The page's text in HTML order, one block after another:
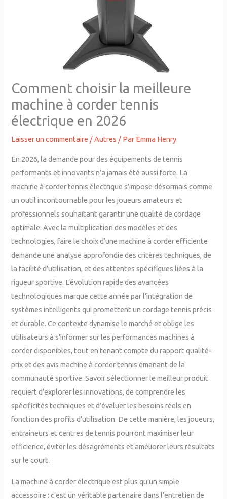
Comment choisir la meilleure
machine à corder tennis
électrique en 2026
Laisser un commentaire /Autres / Par Emma Henry
En 2026, la demande pour des équipements de tennis
performants et innovants n’a jamais été aussi forte. La
machine à corder tennis électrique s’impose désormais comme
un outil incontournable pour les joueurs amateurs et
professionnels souhaitant garantir une qualité de cordage
optimale. Avec la multiplication des modèles et des
technologies, faire le choix d’une machine à corder efficiente
demande une analyse approfondie des critères techniques, de
la facilité d’utilisation, et des attentes spécifiques liées à la
rigueur sportive. L’évolution rapide des avancées
technologiques marque cette année par l’intégration de
systèmes intelligents qui promettent un cordage tennis précis
et durable. Ce contexte dynamise le marché et oblige les
utilisateurs à s’informer sur les performances machines à
corder disponibles, tout en tenant compte du rapport qualité-
prix et des avis machine à corder tennis émanant de la
communauté sportive. Savoir sélectionner le meilleur produit
requiert d’explorer les innovations, de comprendre les
spécificités techniques et d’évaluer les besoins réels en
fonction des profils d’utilisation. De cette manière, les joueurs,
entraîneurs et centres de tennis pourront maximiser leur
efficience, éviter les désagréments et améliorer leurs résultats
sur le court.
La machine à corder électrique est plus qu’un simple
accessoire : c’est un véritable partenaire dans l’entretien de